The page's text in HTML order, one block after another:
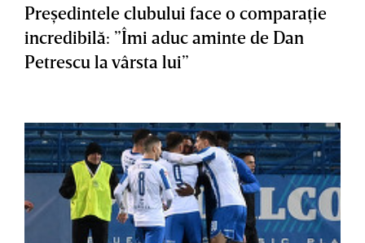
Preşedintele clubului face o comparaţie
incredibilă: ”Îmi aduc aminte de Dan
Petrescu la vârsta lui”